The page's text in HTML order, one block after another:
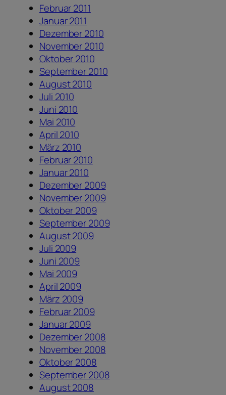
Februar 2011
Januar 2011
Dezember 2010
November 2010
Oktober 2010
September 2010
August 2010
Juli 2010
Juni 2010
Mai 2010
April 2010
März 2010
Februar 2010
Januar 2010
Dezember 2009
November 2009
Oktober 2009
September 2009
August 2009
Juli 2009
Juni 2009
Mai 2009
April 2009
März 2009
Februar 2009
Januar 2009
Dezember 2008
November 2008
Oktober 2008
September 2008
August 2008